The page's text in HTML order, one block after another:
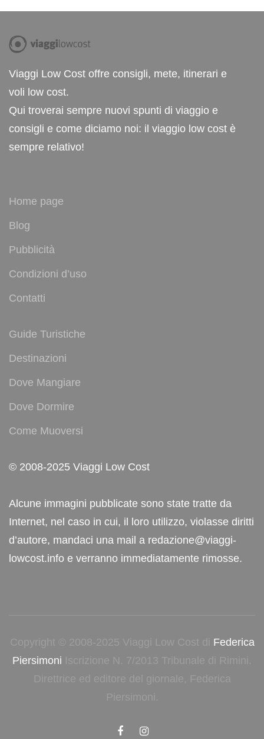
Viaggi Low Cost offre consigli, mete, itinerari e
voli low cost.
Qui troverai sempre nuovi spunti di viaggio e
consigli e come diciamo noi: il viaggio low cost è
sempre relativo!
Home page
Blog
Pubblicità
Condizioni d’uso
Contatti
Guide Turistiche
Destinazioni
Dove Mangiare
Dove Dormire
Come Muoversi
© 2008-2025 Viaggi Low Cost
Alcune immagini pubblicate sono state tratte da
Internet, nel caso in cui, il loro utilizzo, violasse diritti
d’autore, mandaci una mail a redazione@viaggi-
lowcost.info e verranno immediatamente rimosse.
Copyright © 2008-2025 Viaggi Low Cost di Federica
Piersimoni Iscrizione N. 7/2013 Tribunale di Rimini.
Direttrice ed editore del giornale, Federica
Piersimoni.